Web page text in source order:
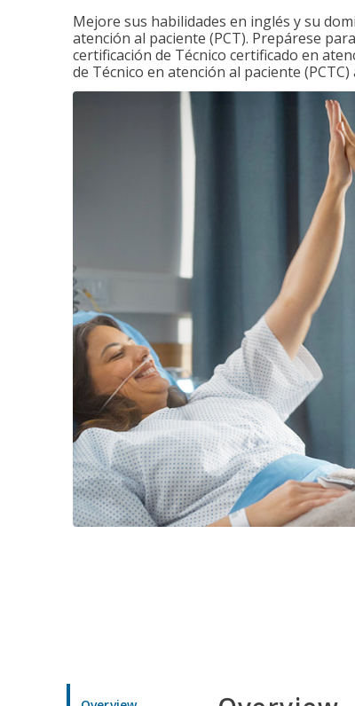
Mejore sus habilidades en inglés y su
atención al paciente (PCT). Prepárese
certificación de Técnico certificado en
de Técnico en atención al paciente (PCTC)